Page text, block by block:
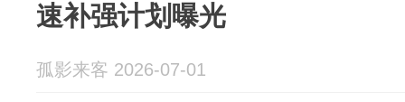
速补强计划曝光
孤影来客 2026-07-01